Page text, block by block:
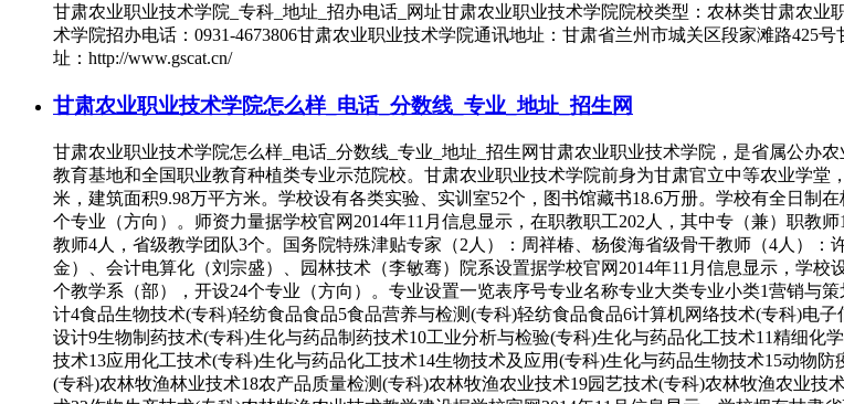
甘肃农业职业技术学院_专科_地址_招办电话_网址甘肃农业职业技术学院院校类型：农林类甘肃农
术学院招办电话：0931-4673806甘肃农业职业技术学院通讯地址：甘肃省兰州市城关区段家滩路425
址：http://www.gscat.cn/
甘肃农业职业技术学院怎么样_电话_分数线_专业_地址_招生网
甘肃农业职业技术学院怎么样_电话_分数线_专业_地址_招生网甘肃农业职业技术学院，是省属公办
教育基地和全国职业教育种植类专业示范院校。甘肃农业职业技术学院前身为甘肃官立中等农业学堂
米，建筑面积9.98万平方米。学校设有各类实验、实训室52个，图书馆藏书18.6万册。学校有全日制
个专业（方向）。师资力量据学校官网2014年11月信息显示，在职教职工202人，其中专（兼）职教
教师4人，省级教学团队3个。国务院特殊津贴专家（2人）：周祥椿、杨俊海省级骨干教师（4人）
金）、会计电算化（刘宗盛）、园林技术（李敏骞）院系设置据学校官网2014年11月信息显示，学
个教学系（部），开设24个专业（方向）。专业设置一览表序号专业名称专业大类专业小类1营销与
计4食品生物技术(专科)轻纺食品食品5食品营养与检测(专科)轻纺食品食品6计算机网络技术(专科)电
设计9生物制药技术(专科)生化与药品制药技术10工业分析与检验(专科)生化与药品化工技术11精细
技术13应用化工技术(专科)生化与药品化工技术14生物技术及应用(专科)生化与药品生物技术15动物
(专科)农林牧渔林业技术18农产品质量检测(专科)农林牧渔农业技术19园艺技术(专科)农林牧渔农业